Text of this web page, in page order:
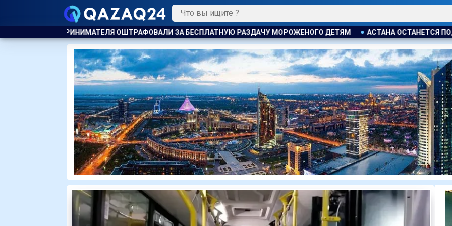
ЗА БЕСПЛАТНУЮ РАЗДАЧУ МОРОЖЕНОГО ДЕТЯМ АСТАНА ОСТАНЕТСЯ ПОД ВЛИЯНИЕМ ЦИКЛОНА: